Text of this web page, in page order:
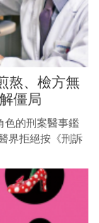
熬、檢方無
僵局
色的刑案醫事鑑
界拒絕按《刑訴